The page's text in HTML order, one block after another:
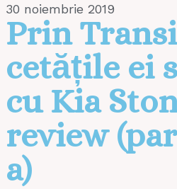
30 noiembrie 2019
Prin
cetățile ei
cu Kia
review
a)